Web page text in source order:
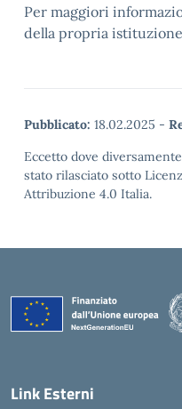
Per maggiori
della propria
Pubblicato: 18.02.2025 -
Eccetto dove
stato rilasciato sotto
Attribuzione 4.0 Italia.
Link Esterni